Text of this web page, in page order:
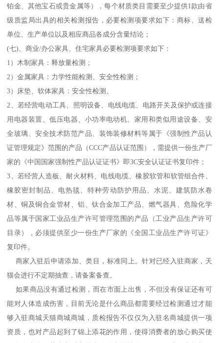
铂金、其他宝石或贵金属等），每个材质类目需要至少提供1款由省
级质监局出具的相关检测报告，必要检测项要求如下：商标、送检
单位、生产单位以及相应商品各成分含量结论；
(七)、商业/办公家具、住宅家具必要检测项要求如下：
1）木制家具：释放量检测；
2）金属家具：力学性能检测、安全性检测；
3）床垫、软体家具：安全性检测。
2、若经营电动工具、照明设备、电线电缆、电路开关及保护或连接
用电器装置、低压电器、小功率电动机、家用和类似用途设备、安
全玻璃、安全技术防范产品、装饰装修材料等属于《强制性产品认
证管理规定》范围的产品（CCC产品认证范围），需提供一份生产厂
家的《中国国家强制性产品认证证书》即3C安全认证证书复印件；
3、若经营人造板、耐火材料、电线电缆、橡胶软管和软管组合件、
橡胶密封制品、电热毯、特种劳动防护用品、水泥、建筑防水卷
材、铜及铜合金管材、铝、钛合金加工产品、燃气器具、危险化学
品等属于国家工业品生产许可管理范围的产品（工业产品生产许可
目录），必须提供至少一份生产厂家的《全国工业品生产许可证》
复印件。
商家入驻后申请添加、类目，标准同上。针对已经入驻商家，天
猫会进行不定期抽查，请备案备查。
如果商品没有通过检测，而在市面上出售，不但没有保证还有可
能对人体造成伤害，目前无论是什么商品都需要经过检测通过才能
够入驻商城天猫商城商城，质检报告不仅仅为入驻名商城提供一项
资质，也对产品起到了锦上添花的作用，使得消费者的放心购买使